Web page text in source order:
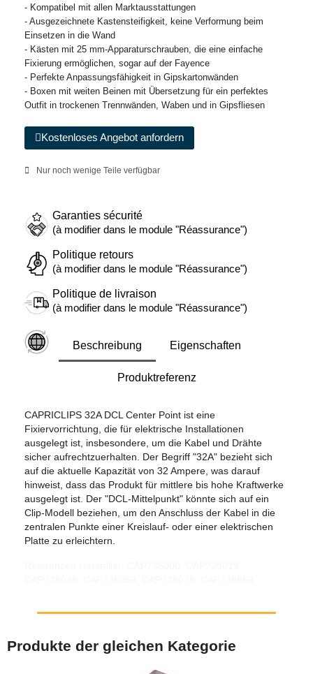
- Kompatibel mit allen Marktausstattungen
- Ausgezeichnete Kastensteifigkeit, keine Verformung beim
Einsetzen in die Wand
- Kästen mit 25 mm-Apparaturschrauben, die eine einfache
Fixierung ermöglichen, sogar auf der Fayence
- Perfekte Anpassungsfähigkeit in Gipskartonwänden
- Boxen mit weiten Beinen mit Übersetzung für ein perfektes
Outfit in trockenen Trennwänden, Waben und in Gipsfliesen
Kostenloses Angebot anfordern
Nur noch wenige Teile verfügbar
Garanties sécurité
(à modifier dans le module "Réassurance")
Politique retours
(à modifier dans le module "Réassurance")
Politique de livraison
(à modifier dans le module "Réassurance")
Beschreibung Eigenschaften
Produktreferenz
CAPRICLIPS 32A DCL Center Point ist eine
Fixiervorrichtung, die für elektrische Installationen
ausgelegt ist, insbesondere, um die Kabel und Drähte
sicher aufrechtzuerhalten. Der Begriff "32A" bezieht sich
auf die aktuelle Kapazität von 32 Ampere, was darauf
hinweist, dass das Produkt für mittlere bis hohe Kraftwerke
ausgelegt ist. Der "DCL-Mittelpunkt" könnte sich auf ein
Clip-Modell beziehen, um den Anschluss der Kabel in die
zentralen Punkte einer Kreislauf- oder einer elektrischen
Platte zu erleichtern.
Produkte der gleichen Kategorie